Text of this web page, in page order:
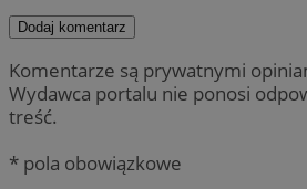
Dodaj komentarz
Komentarze są prywatnymi
Wydawca portalu nie ponosi
treść.
* pola obowiązkowe